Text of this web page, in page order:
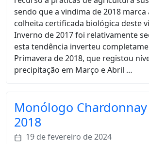
sendo que a vindima de 2018
colheita certificada biológica deste
Inverno de 2017 foi relativamente
esta tendência inverteu
Primavera de 2018, que registou
precipitação em Março e Abril …
Monólogo Chardonnay
2018
19 de fevereiro de 2024